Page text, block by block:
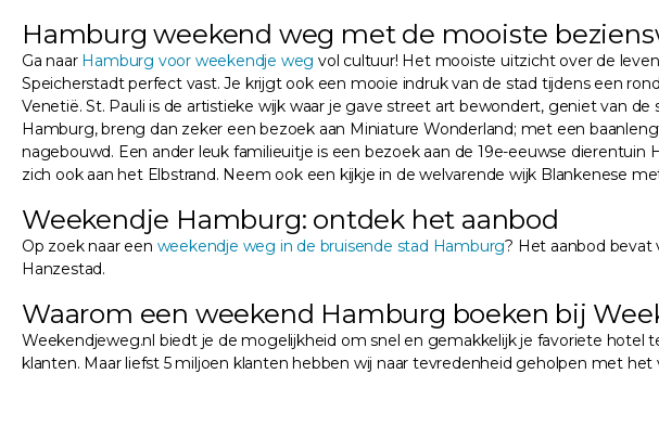
Hamburg weekend weg met de mooiste
Ga naar Hamburg voor weekendje weg vol cultuur! Het mooiste uitzicht over de
Speicherstadt perfect vast. Je krijgt ook een mooie indruk van de stad tijdens een
Venetië. St. Pauli is de artistieke wijk waar je gave street art bewondert, geniet van
Hamburg, breng dan zeker een bezoek aan Miniature Wonderland; met een
nagebouwd. Een ander leuk familieuitje is een bezoek aan de 19e-eeuwse
zich ook aan het Elbstrand. Neem ook een kijkje in de welvarende wijk Blankenese
Weekendje Hamburg: ontdek het aanbod
Op zoek naar een weekendje weg in de bruisende stad Hamburg? Het aanbod bevat
Hanzestad.
Waarom een weekend Hamburg boeken bij
Weekendjeweg.nl biedt je de mogelijkheid om snel en gemakkelijk je favoriete hotel
klanten. Maar liefst 5 miljoen klanten hebben wij naar tevredenheid geholpen met